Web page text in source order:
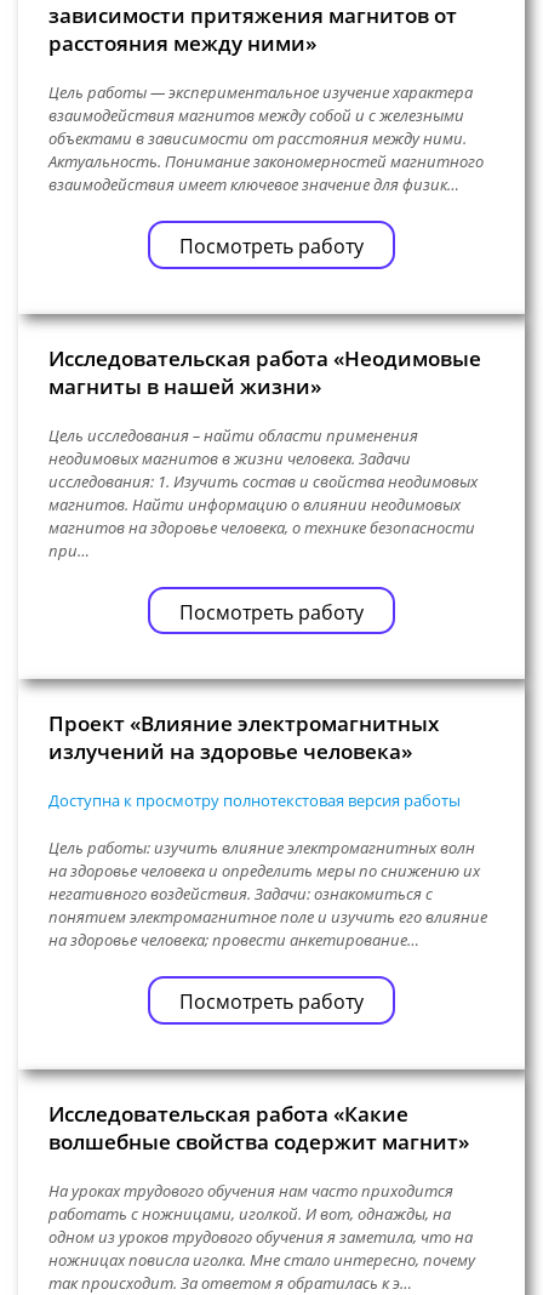
зависимости притяжения магнитов от
расстояния между ними»
Цель работы — экспериментальное изучение характера
взаимодействия магнитов между собой и с железными
объектами в зависимости от расстояния между ними.
Актуальность. Понимание закономерностей магнитного
взаимодействия имеет ключевое значение для физик…
Посмотреть работу
Исследовательская работа «Неодимовые
магниты в нашей жизни»
Цель исследования – найти области применения
неодимовых магнитов в жизни человека. Задачи
исследования: 1. Изучить состав и свойства неодимовых
магнитов. Найти информацию о влиянии неодимовых
магнитов на здоровье человека, о технике безопасности
при…
Посмотреть работу
Проект «Влияние электромагнитных
излучений на здоровье человека»
Доступна к просмотру полнотекстовая версия работы
Цель работы: изучить влияние электромагнитных волн
на здоровье человека и определить меры по снижению их
негативного воздействия. Задачи: ознакомиться с
понятием электромагнитное поле и изучить его влияние
на здоровье человека; провести анкетирование…
Посмотреть работу
Исследовательская работа «Какие
волшебные свойства содержит магнит»
На уроках трудового обучения нам часто приходится
работать с ножницами, иголкой. И вот, однажды, на
одном из уроков трудового обучения я заметила, что на
ножницах повисла иголка. Мне стало интересно, почему
так происходит. За ответом я обратилась к э…